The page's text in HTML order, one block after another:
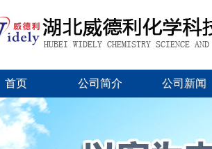
首页 公司简介 公司新闻